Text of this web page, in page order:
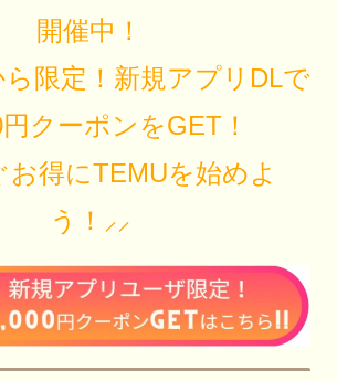
開催中！
限定！新規アプリDLで
クーポンをGET！
お得にTEMUを始めよ
う！⸝⸝